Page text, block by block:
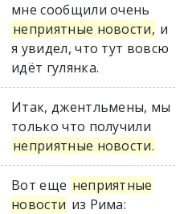
мне сообщили очень
неприятные новости, и
я увидел, что тут вовсю
идёт гулянка.
Итак, джентльмены, мы
только что получили
неприятные новости.
Вот еще неприятные
новости из Рима: